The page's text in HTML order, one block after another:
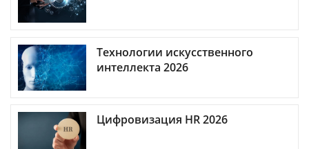
Технологии искусственного
интеллекта 2026
Цифровизация HR 2026